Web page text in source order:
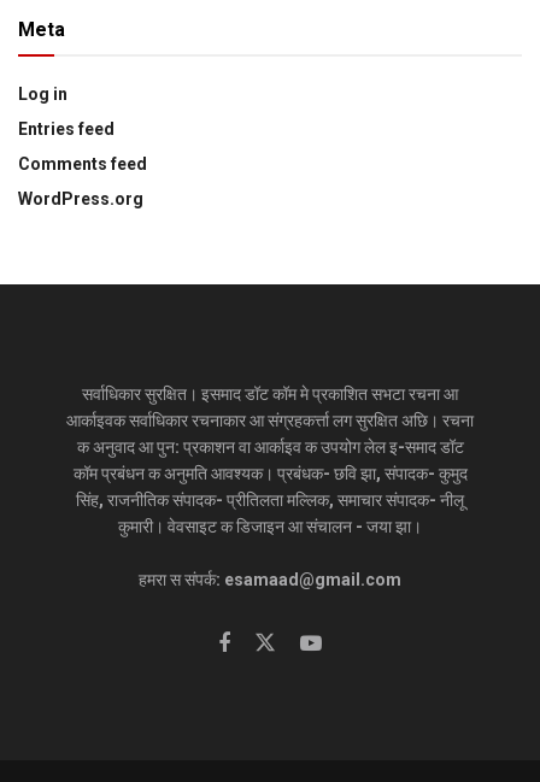
Meta
Log in
Entries feed
Comments feed
WordPress.org
सर्वाधिकार सुरक्षित। इसमाद डॉट कॉम मे प्रकाशित सभटा रचना आ
आर्काइवक सर्वाधिकार रचनाकार आ संग्रहकर्त्ता लग सुरक्षित अछि। रचना
क अनुवाद आ पुन: प्रकाशन वा आर्काइव क उपयोग लेल इ-समाद डॉट
कॉम प्रबंधन क अनुमति आवश्यक। प्रबंधक- छवि झा, संपादक- कुमुद
सिंह, राजनीतिक संपादक- प्रीतिलता मल्लिक, समाचार संपादक- नीलू
कुमारी। वेवसाइट क डिजाइन आ संचालन - जया झा।
हमरा स संपर्क: esamaad@gmail.com